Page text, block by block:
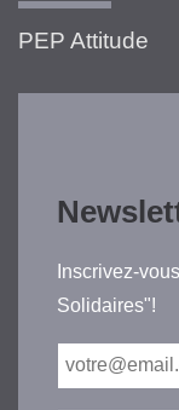
PEP Attitude
Inscrivez-
Solidaires"!